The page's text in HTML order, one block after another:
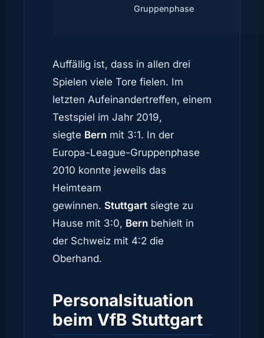
Gruppenphase
Auffällig ist, dass in allen drei
Spielen viele Tore fielen. Im
letzten Aufeinandertreffen, einem
Testspiel im Jahr 2019,
siegte Bern mit 3:1. In der
Europa-League-Gruppenphase
2010 konnte jeweils das
Heimteam
gewinnen. Stuttgart siegte zu
Hause mit 3:0, Bern behielt in
der Schweiz mit 4:2 die
Oberhand.
Personalsituation
beim VfB Stuttgart